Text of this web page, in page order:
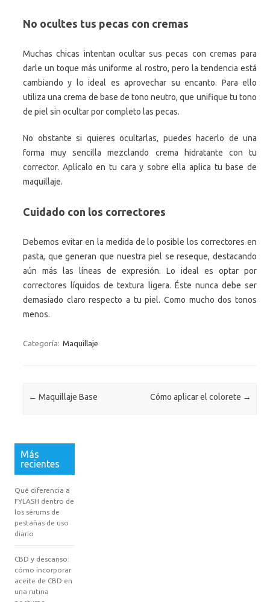
No ocultes tus pecas con cremas
Muchas chicas intentan ocultar sus pecas con cremas para
darle un toque más uniforme al rostro, pero la tendencia está
cambiando y lo ideal es aprovechar su encanto. Para ello
utiliza una crema de base de tono neutro, que unifique tu tono
de piel sin ocultar por completo las pecas.
No obstante si quieres ocultarlas, puedes hacerlo de una
forma muy sencilla mezclando crema hidratante con tu
corrector. Aplícalo en tu cara y sobre ella aplica tu base de
maquillaje.
Cuidado con los correctores
Debemos evitar en la medida de lo posible los correctores en
pasta, que generan que nuestra piel se reseque, destacando
aún más las líneas de expresión. Lo ideal es optar por
correctores líquidos de textura ligera. Éste nunca debe ser
demasiado claro respecto a tu piel. Como mucho dos tonos
menos.
Categoría: Maquillaje
Navegación de entradas
← Maquillaje Base Cómo aplicar el colorete →
Más
recientes
Qué diferencia a
FYLASH dentro de
los sérums de
pestañas de uso
diario
CBD y descanso:
cómo incorporar
aceite de CBD en
una rutina